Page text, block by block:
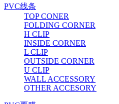
PVC线条
TOP CONER
FOLDING CORNER
H CLIP
INSIDE CORNER
L CLIP
OUTSIDE CORNER
U CLIP
WALL ACCESSORY
OTHER ACCESORY